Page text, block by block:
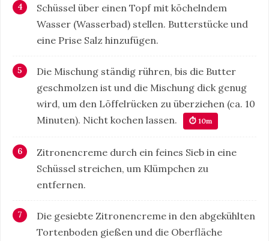
Schüssel über einen Topf mit köchelndem
Wasser (Wasserbad) stellen. Butterstücke und
eine Prise Salz hinzufügen.
Die Mischung ständig rühren, bis die Butter
geschmolzen ist und die Mischung dick genug
wird, um den Löffelrücken zu überziehen (ca. 10
Minuten). Nicht kochen lassen.
⏱ 10m
Zitronencreme durch ein feines Sieb in eine
Schüssel streichen, um Klümpchen zu
entfernen.
Die gesiebte Zitronencreme in den abgekühlten
Tortenboden gießen und die Oberfläche